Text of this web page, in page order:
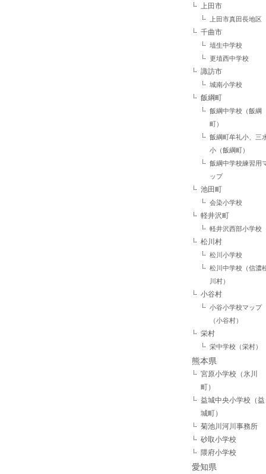
上田市
上田市真田長地区
千曲市
埴生中学校
更埴西中学校
諏訪市
城南小学校
飯綱町
飯綱中学校（飯綱
町）
飯綱町牟礼小、三
小（飯綱町）
飯綱中学校練習用
ップ
池田町
会染小学校
軽井沢町
軽井沢西部小学校
松川村
松川小学校
松川中学校（信濃
川村）
小谷村
小谷小学校マップ
（小谷村）
栄村
栄中学校（栄村）
熊本県
宮原小学校（氷川
町）
益城中央小学校（益
城町）
菊池川河川事務所
砂取小学校
隈府小学校
愛知県